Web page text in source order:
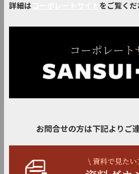
詳細は
をご覧くだ
お問合せの方は下記よりご